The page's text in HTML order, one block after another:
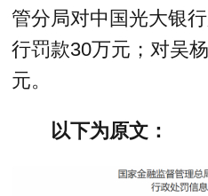
管分局对中国光大银
行罚款30万元；对吴
元。
以下为原文：